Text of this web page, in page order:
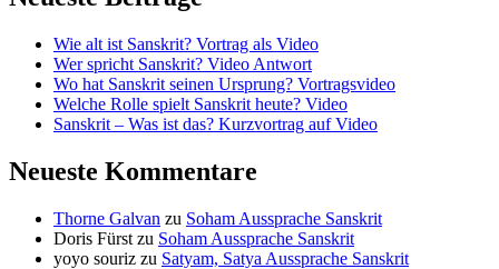
Wie alt ist Sanskrit? Vortrag als Video
Wer spricht Sanskrit? Video Antwort
Wo hat Sanskrit seinen Ursprung? Vortragsvideo
Welche Rolle spielt Sanskrit heute? Video
Sanskrit – Was ist das? Kurzvortrag auf Video
Neueste Kommentare
Thorne Galvan zu Soham Aussprache Sanskrit
Doris Fürst zu Soham Aussprache Sanskrit
yoyo souriz zu Satyam, Satya Aussprache Sanskrit